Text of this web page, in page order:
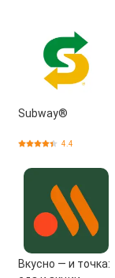
Subway®
4.4
Вкусно — и точка: